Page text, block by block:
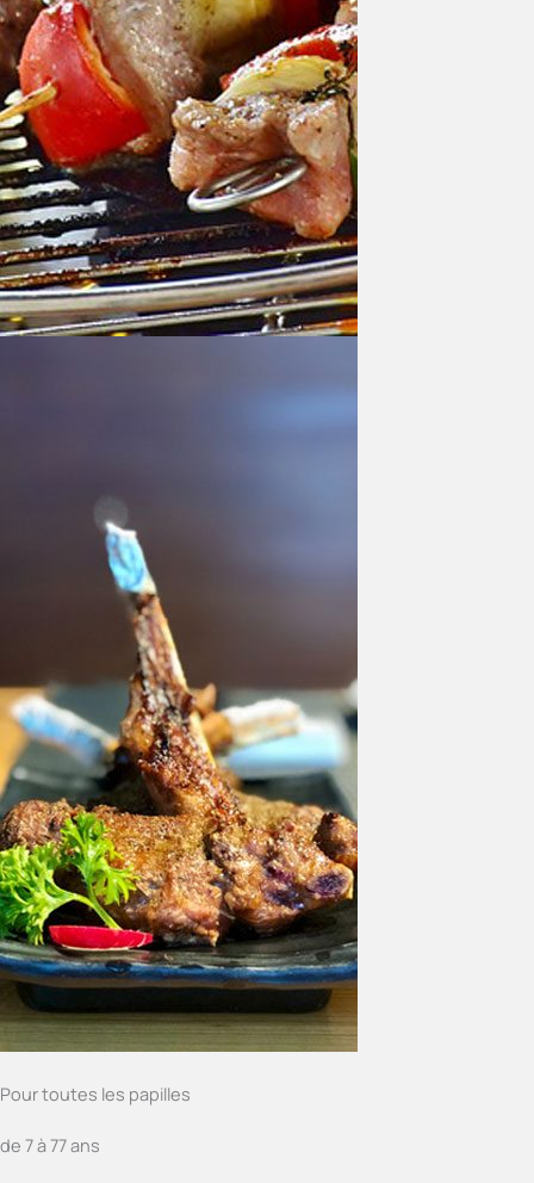
Pour toutes les papilles
de 7 à 77 ans